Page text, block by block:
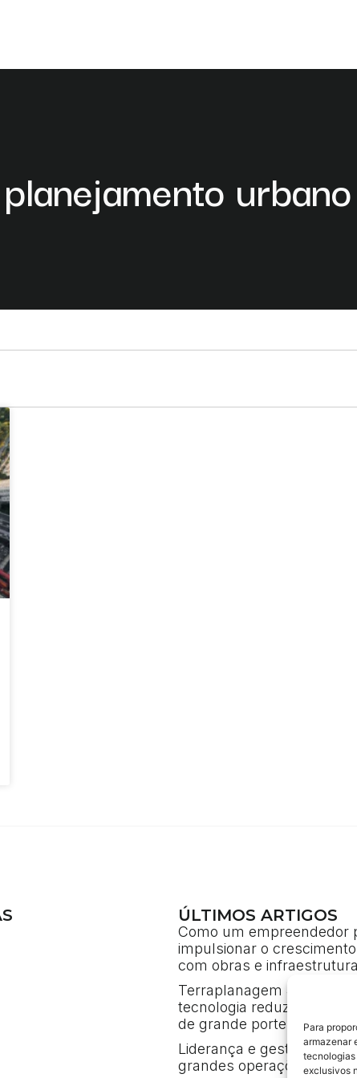
Para
armazenar
tecnologias
exclusivos
planejamento urbano
ÚLTIMOS ARTIGOS
Como um empreendedor
impulsionar o
com obras e infraestrutura
Terraplanagem 4.0: como a
tecnologia reduz custos
de grande porte
Liderança e gestão de
grandes operações de